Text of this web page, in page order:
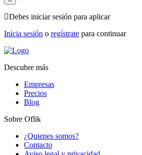
Debes iniciar sesión para aplicar
Inicia sesión o regístrate para continuar
Descubre más
Empresas
Precios
Blog
Sobre Oflik
¿Quienes somos?
Contacto